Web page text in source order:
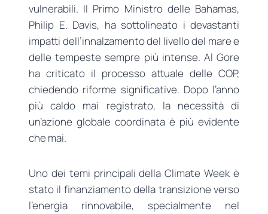
vulnerabili. Il Primo Ministro delle Bahamas,
Philip E. Davis, ha sottolineato i devastanti
impatti dell’innalzamento del livello del mare e
delle tempeste sempre più intense. Al Gore
ha criticato il processo attuale delle COP,
chiedendo riforme significative. Dopo l’anno
più caldo mai registrato, la necessità di
un’azione globale coordinata è più evidente
che mai.
Uno dei temi principali della Climate Week è
stato il finanziamento della transizione verso
l’energia rinnovabile, specialmente nel